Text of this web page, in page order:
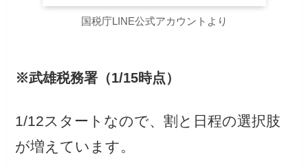
国税庁LINE公式アカウントより
※武雄税務署（1/15時点）
1/12スタートなので、割と日程の選択肢
が増えています。